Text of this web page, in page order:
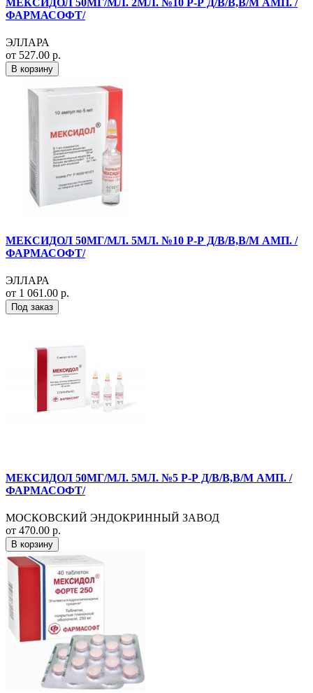
МЕКСИДОЛ 50МГ/МЛ. 2МЛ. №10 Р-Р Д/В/В,В/М АМП. /
ФАРМАСОФТ/
ЭЛЛАРА
от 527.00 р.
В корзину
МЕКСИДОЛ 50МГ/МЛ. 5МЛ. №10 Р-Р Д/В/В,В/М АМП. /
ФАРМАСОФТ/
ЭЛЛАРА
от 1 061.00 р.
Под заказ
МЕКСИДОЛ 50МГ/МЛ. 5МЛ. №5 Р-Р Д/В/В,В/М АМП. /
ФАРМАСОФТ/
МОСКОВСКИЙ ЭНДОКРИННЫЙ ЗАВОД
от 470.00 р.
В корзину